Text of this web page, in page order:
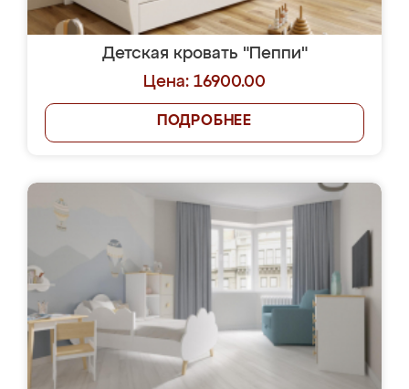
Детская кровать "Пеппи"
Цена: 16900.00
ПОДРОБНЕЕ